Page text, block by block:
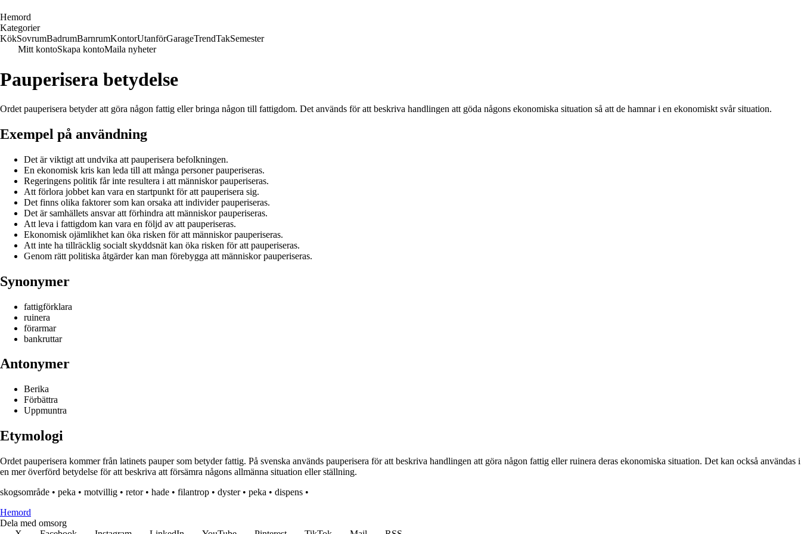
Hemord
Kategorier
KökSovrumBadrumBarnrumKontorUtanförGarageTrendTakSemester
Mitt kontoSkapa kontoMaila nyheter
Pauperisera betydelse
Ordet pauperisera betyder att göra någon fattig eller bringa någon till fattigdom. Det används för att beskriva handlingen att göda någons ekonomiska situation så att de hamnar i en ekonomiskt svår situation.
Exempel på användning
Det är viktigt att undvika att pauperisera befolkningen.
En ekonomisk kris kan leda till att många personer pauperiseras.
Regeringens politik får inte resultera i att människor pauperiseras.
Att förlora jobbet kan vara en startpunkt för att pauperisera sig.
Det finns olika faktorer som kan orsaka att individer pauperiseras.
Det är samhällets ansvar att förhindra att människor pauperiseras.
Att leva i fattigdom kan vara en följd av att pauperiseras.
Ekonomisk ojämlikhet kan öka risken för att människor pauperiseras.
Att inte ha tillräcklig socialt skyddsnät kan öka risken för att pauperiseras.
Genom rätt politiska åtgärder kan man förebygga att människor pauperiseras.
Synonymer
fattigförklara
ruinera
förarmar
bankruttar
Antonymer
Berika
Förbättra
Uppmuntra
Etymologi
Ordet pauperisera kommer från latinets pauper som betyder fattig. På svenska används pauperisera för att beskriva handlingen att göra någon fattig eller ruinera deras ekonomiska situation. Det kan också användas i
en mer överförd betydelse för att beskriva att försämra någons allmänna situation eller ställning.
skogsområde • peka • motvillig • retor• hade • filantrop • dyster• peka • dispens •
Hemord
Dela med omsorg